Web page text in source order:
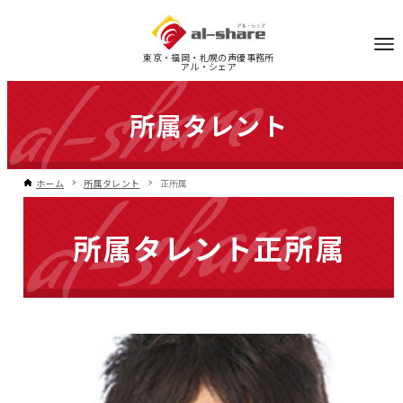
東京・福岡・札幌の声優事務所
アル・シェア
所属タレント
ホーム 所属タレント 正所属
所属タレント正所属